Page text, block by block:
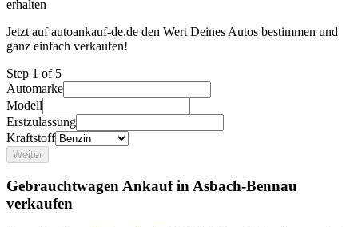
erhalten
Jetzt auf autoankauf-de.de den Wert Deines Autos bestimmen und
ganz einfach verkaufen!
Step 1 of 5
Automarke
Modell
Erstzulassung
Kraftstoff
Weiter
Gebrauchtwagen Ankauf in Asbach-Bennau
verkaufen